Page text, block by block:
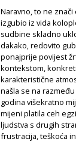
Naravno, to ne
izgubio iz vida
sudbine skladno
dakako, redovito
ponajprije povijest
kontekstom,
karakteristične
našla se na
godina višekratno
mijeni platila ceh
ljudstva s drugih
frustracija, teškoća